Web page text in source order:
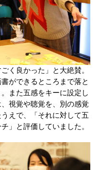
く良かった」と大絶賛。
ができるところまで落と
また五感をキーに設定し
視覚や聴覚を、別の感覚
えで、「それに対して五
」と評価していました。